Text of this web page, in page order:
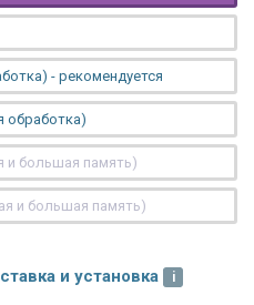
- рекомендуется
обработка)
и большая память)
и большая память)
и установка